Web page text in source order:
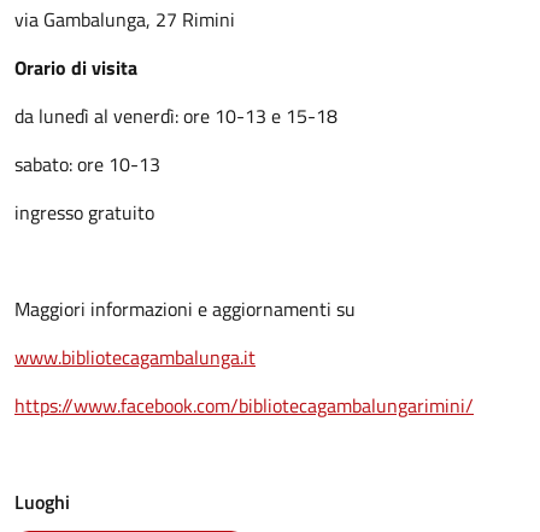
via Gambalunga, 27 Rimini
Orario di visita
da lunedì al venerdì: ore 10-13 e 15-18
sabato: ore 10-13
ingresso gratuito
Maggiori informazioni e aggiornamenti su
www.bibliotecagambalunga.it
https://www.facebook.com/bibliotecagambalungarimini/
Luoghi